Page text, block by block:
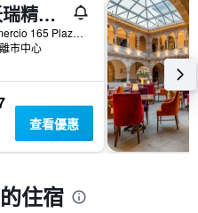
埃爾沃瑞精品青年旅舍 - 庫斯科
Portal Comercio 165 Plaza De Armas, 庫斯科, 秘魯
市中心
查看優惠
住宿